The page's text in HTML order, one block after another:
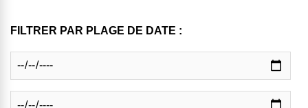
FILTRER PAR PLAGE DE DATE :